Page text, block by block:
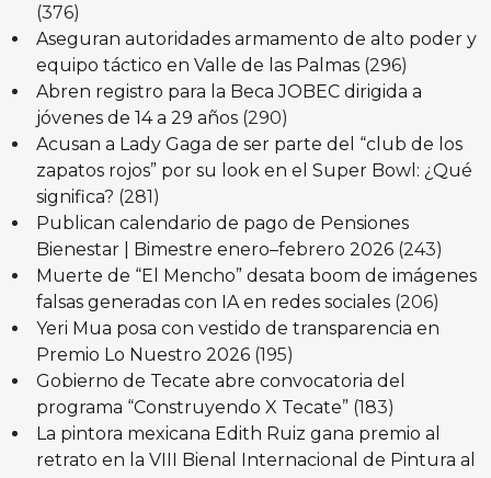
(376)
Aseguran autoridades armamento de alto poder y
equipo táctico en Valle de las Palmas (296)
Abren registro para la Beca JOBEC dirigida a
jóvenes de 14 a 29 años (290)
Acusan a Lady Gaga de ser parte del “club de los
zapatos rojos” por su look en el Super Bowl: ¿Qué
significa? (281)
Publican calendario de pago de Pensiones
Bienestar | Bimestre enero–febrero 2026 (243)
Muerte de “El Mencho” desata boom de imágenes
falsas generadas con IA en redes sociales (206)
Yeri Mua posa con vestido de transparencia en
Premio Lo Nuestro 2026 (195)
Gobierno de Tecate abre convocatoria del
programa “Construyendo X Tecate” (183)
La pintora mexicana Edith Ruiz gana premio al
retrato en la VIII Bienal Internacional de Pintura al